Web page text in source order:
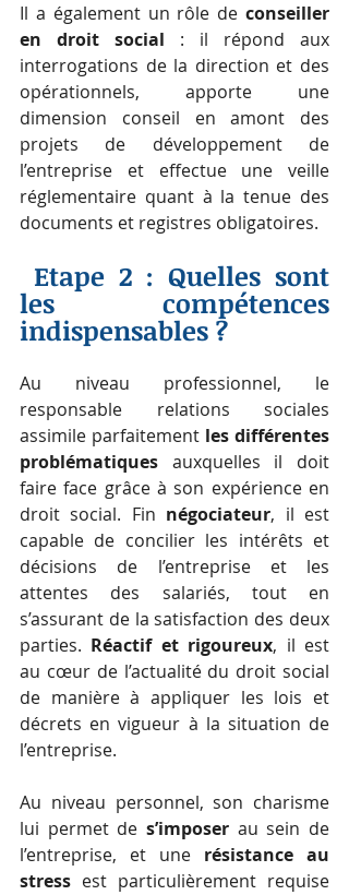
Il a également un rôle de conseiller
en droit social : il répond aux
interrogations de la direction et des
opérationnels, apporte une
dimension conseil en amont des
projets de développement de
l’entreprise et effectue une veille
réglementaire quant à la tenue des
documents et registres obligatoires.
les compétences
indispensables ?
Au niveau professionnel, le
responsable relations sociales
assimile parfaitement les différentes
problématiques auxquelles il doit
faire face grâce à son expérience en
droit social. Fin négociateur, il est
capable de concilier les intérêts et
décisions de l’entreprise et les
attentes des salariés, tout en
s’assurant de la satisfaction des deux
parties. Réactif et rigoureux, il est
au cœur de l’actualité du droit social
de manière à appliquer les lois et
décrets en vigueur à la situation de
l’entreprise.
Au niveau personnel, son charisme
lui permet de s’imposer au sein de
l’entreprise, et une résistance au
stress est particulièrement requise